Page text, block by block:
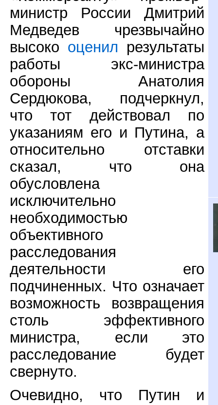
министр России Дмитрий
Медведев чрезвычайно
высоко оценил результаты
работы экс-министра
обороны Анатолия
Сердюкова, подчеркнул,
что тот действовал по
указаниям его и Путина, а
относительно отставки
сказал, что она
обусловлена
исключительно
необходимостью
объективного
расследования
деятельности его
подчиненных. Что означает
возможность возвращения
столь эффективного
министра, если это
расследование будет
свернуто.
Очевидно, что Путин и